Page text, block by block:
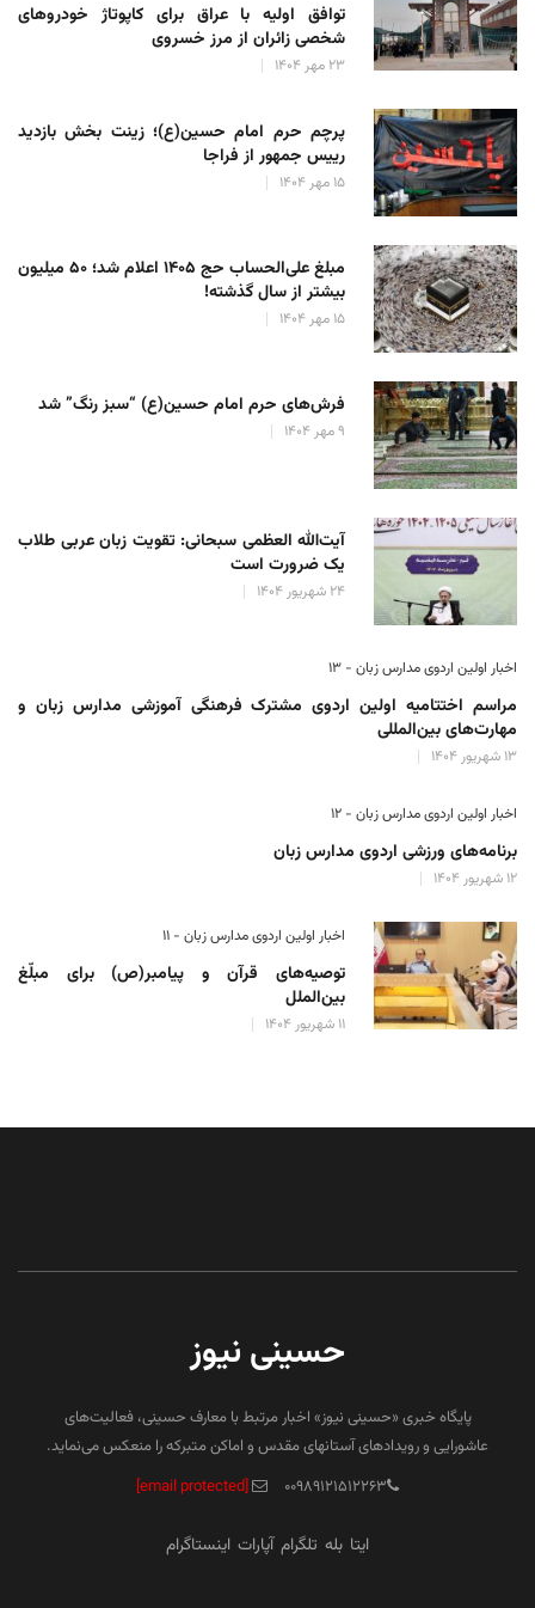
توافق اولیه با عراق برای کاپوتاژ خودروهای
شخصی زائران از مرز خسروی
۲۳ مهر ۱۴۰۴
پرچم حرم امام حسین(ع)؛ زینت بخش بازدید
رییس جمهور از فراجا
۱۵ مهر ۱۴۰۴
مبلغ علی‌الحساب حج ۱۴۰۵ اعلام شد؛ ۵۰ میلیون
بیشتر از سال گذشته!
۱۵ مهر ۱۴۰۴
فرش‌های حرم امام حسین(ع) “سبز رنگ” شد
۹ مهر ۱۴۰۴
آیت‌الله العظمی سبحانی: تقویت زبان عربی طلاب
یک ضرورت است
۲۴ شهریور ۱۴۰۴
اخبار اولین اردوی مدارس زبان - ۱۳
مراسم اختتامیه اولین اردوی مشترک فرهنگی آموزشی مدارس زبان و
مهارت‌های بین‌المللی
۱۳ شهریور ۱۴۰۴
اخبار اولین اردوی مدارس زبان - ۱۲
برنامه‌های ورزشی اردوی مدارس زبان
۱۲ شهریور ۱۴۰۴
اخبار اولین اردوی مدارس زبان - ۱۱
توصیه‌های قرآن و پیامبر(ص) برای مبلّغ
بین‌الملل
۱۱ شهریور ۱۴۰۴
حسینی نیوز
پایگاه خبری «حسینی نیوز» اخبار مرتبط با معارف حسینی، فعالیت‌های
عاشورایی و رویدادهای آستانهای مقدس و اماکن متبرکه را منعکس می‌نماید.
۰۰۹۸۹۱۲۱۵۱۲۲۶۳
[email protected]
ایتا بله تلگرام آپارات اینستاگرام